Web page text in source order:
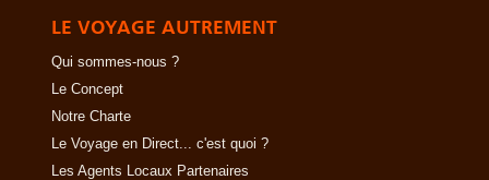
LE VOYAGE AUTREMENT
Qui sommes-nous ?
Le Concept
Notre Charte
Le Voyage en Direct... c'est quoi ?
Les Agents Locaux Partenaires